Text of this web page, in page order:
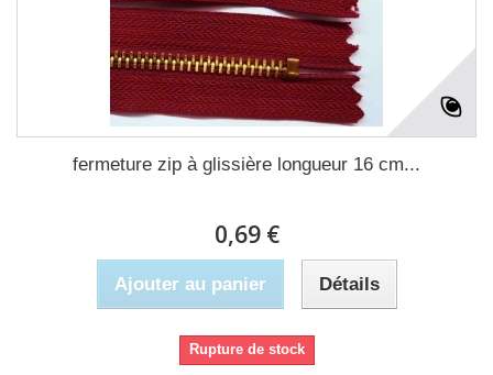
fermeture zip à glissière longueur 16 cm...
0,69 €
Ajouter au panier Détails
Rupture de stock